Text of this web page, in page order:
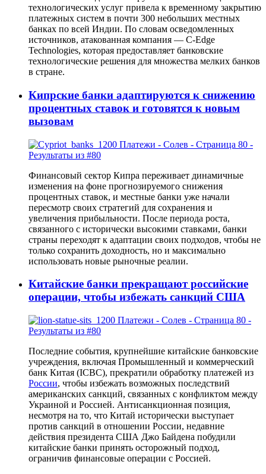
технологических услуг привела к временному закрытию
платежных систем в почти 300 небольших местных
банках по всей Индии. По словам осведомленных
источников, атакованная компания — C-Edge
Technologies, которая предоставляет банковские
технологические решения для множества мелких банков
в стране.
Кипрские банки адаптируются к снижению
процентных ставок и готовятся к новым
вызовам
Финансовый сектор Кипра переживает динамичные
изменения на фоне прогнозируемого снижения
процентных ставок, и местные банки уже начали
пересмотр своих стратегий для сохранения и
увеличения прибыльности. После периода роста,
связанного с исторически высокими ставками, банки
страны переходят к адаптации своих подходов, чтобы не
только сохранить доходность, но и максимально
использовать новые рыночные реалии.
Китайские банки прекращают российские
операции, чтобы избежать санкций США
Последние события, крупнейшие китайские банковские
учреждения, включая Промышленный и коммерческий
банк Китая (ICBC), прекратили обработку платежей из
России, чтобы избежать возможных последствий
американских санкций, связанных с конфликтом между
Украиной и Россией. Антисанкционная позиция,
несмотря на то, что Китай исторически выступает
против санкций в отношении России, недавние
действия президента США Джо Байдена побудили
китайские банки принять осторожный подход,
ограничив финансовые операции с Россией.